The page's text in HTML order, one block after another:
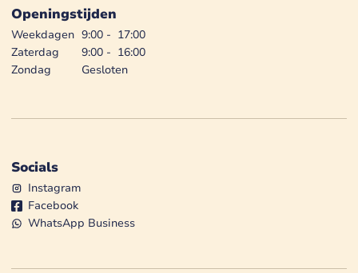
Openingstijden
Weekdagen 9:00 - 17:00
Zaterdag
9:00 - 16:00
Zondag
Gesloten
Socials
Instagram
Facebook
WhatsApp Business